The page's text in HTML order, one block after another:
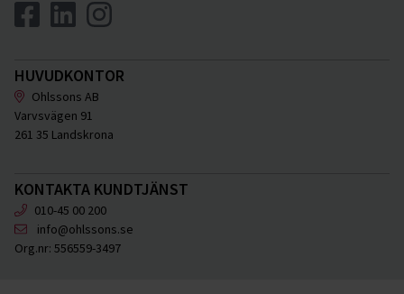
HUVUDKONTOR
Ohlssons AB
Varvsvägen 91
261 35 Landskrona
KONTAKTA KUNDTJÄNST
010-45 00 200
info@ohlssons.se
Org.nr: 556559-3497